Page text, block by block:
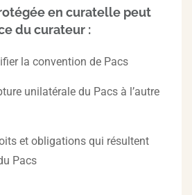
en curatelle peut
du curateur :
la convention de Pacs
unilatérale du Pacs à l’autre
et obligations qui résultent
Pacs